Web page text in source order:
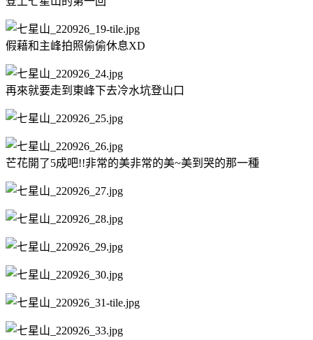
假藉和主峰拍照偷偷休息XD
再來就要走到東峰下去冷水坑登山口
芒花開了5成吧!!非常的美非常的美~美到哭的那一種